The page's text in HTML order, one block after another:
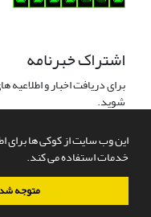
این وب سایت از کوکی ها برای
خدمات استفاده می کند.
متوجه
اشتراک خبرنامه
برای دریافت اخبار و
شوید.
سامانه مدیریت نشریات